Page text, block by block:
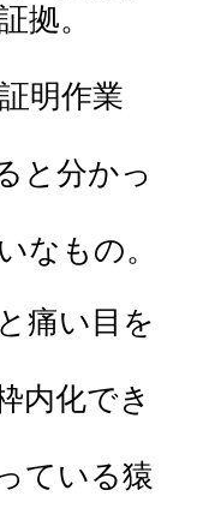
拠。
明作業
と分かっ
なもの。
痛い目を
内化でき
ている猿